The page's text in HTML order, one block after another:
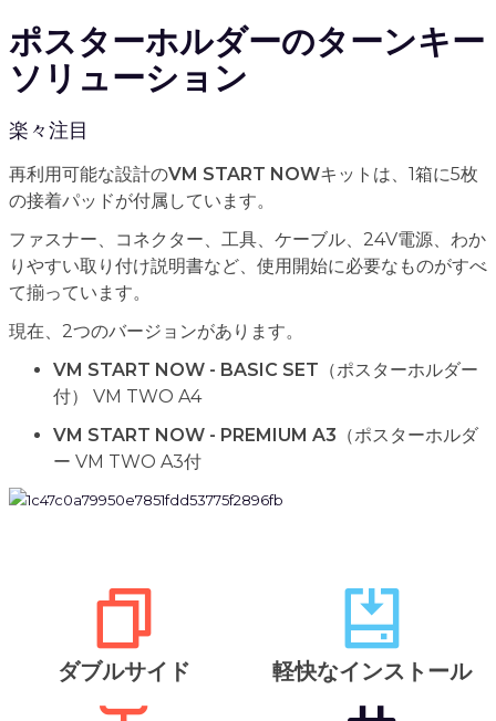
ポスターホルダーのターンキー
ソリューション
楽々注目
再利用可能な設計のVM START NOWキットは、1箱に5枚
の接着パッドが付属しています。
ファスナー、コネクター、工具、ケーブル、24V電源、わか
りやすい取り付け説明書など、使用開始に必要なものがすべ
て揃っています。
現在、2つのバージョンがあります。
VM START NOW - BASIC SET （ポスターホルダー
付） VM TWO A4
VM START NOW - PREMIUM A3 （ポスターホルダ
ー VM TWO A3付
ダブルサイド 軽快なインストール